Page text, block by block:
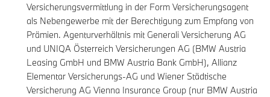
Versicherungsvermittlung in der Form Versicherungsagent
als Nebengewerbe mit der Berechtigung zum Empfang von
Prämien. Agenturverhältnis mit Generali Versicherung AG
und UNIQA Österreich Versicherungen AG (BMW Austria
Leasing GmbH und BMW Austria Bank GmbH), Allianz
Elementar Versicherungs-AG und Wiener Städtische
Versicherung AG Vienna Insurance Group (nur BMW Austria